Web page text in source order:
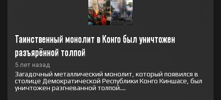
Таинственный монолит в Конго был уничтожен
разъярённой толпой
5 лет назад
Загадочный металлический монолит, который появился в
столице Демократической Республики Конго Киншасе, был
уничтожен разгневанной толпой....